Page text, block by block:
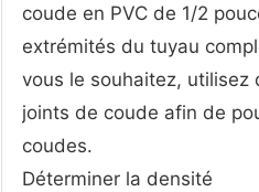
coude en PVC de 1/2
extrémités du tuyau
vous le souhaitez, utilisez
joints de coude afin de
coudes.
Déterminer la densité